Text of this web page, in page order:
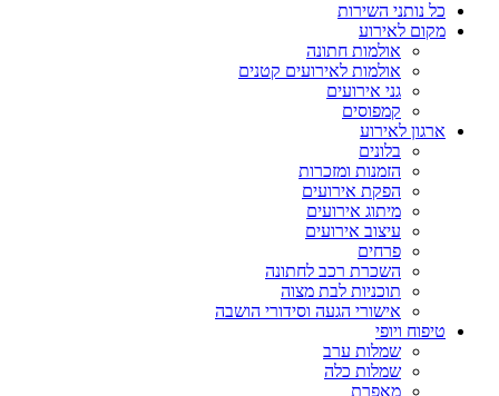
כל נותני השירות
מקום לאירוע
אולמות חתונה
אולמות לאירועים קטנים
גני אירועים
קמפוסים
ארגון לאירוע
בלונים
הזמנות ומזכרות
הפקת אירועים
מיתוג אירועים
עיצוב אירועים
פרחים
השכרת רכב לחתונה
תוכניות לבת מצוה
אישורי הגעה וסידורי הושבה
טיפוח ויופי
שמלות ערב
שמלות כלה
מאפרת